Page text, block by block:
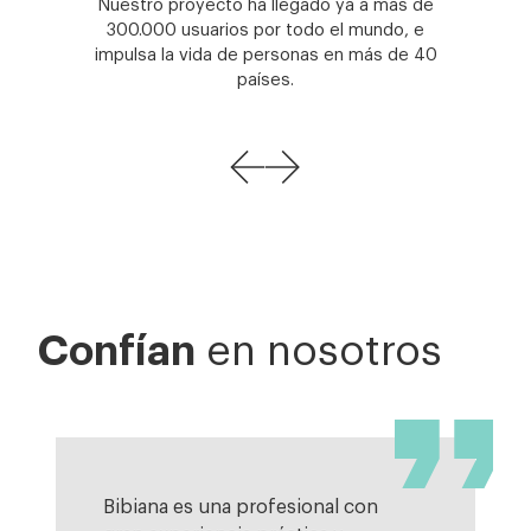
incluimos el mantenimiento.
Confían en nosotros
Me ha gustado muchísimo la
Bibiana es una profesional con
No puedo estar más satisfecha con
Estaba interesada en hacer este